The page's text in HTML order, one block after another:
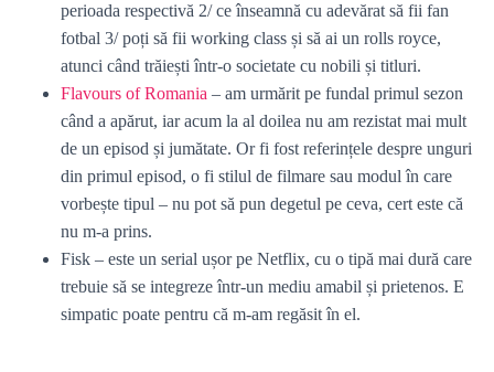
perioada respectivă 2/ ce înseamnă cu adevărat să fii fan
fotbal 3/ poți să fii working class și să ai un rolls royce,
atunci când trăiești într-o societate cu nobili și titluri.
Flavours of Romania – am urmărit pe fundal primul sezon
când a apărut, iar acum la al doilea nu am rezistat mai mult
de un episod și jumătate. Or fi fost referințele despre unguri
din primul episod, o fi stilul de filmare sau modul în care
vorbește tipul – nu pot să pun degetul pe ceva, cert este că
nu m-a prins.
Fisk – este un serial ușor pe Netflix, cu o tipă mai dură care
trebuie să se integreze într-un mediu amabil și prietenos. E
simpatic poate pentru că m-am regăsit în el.